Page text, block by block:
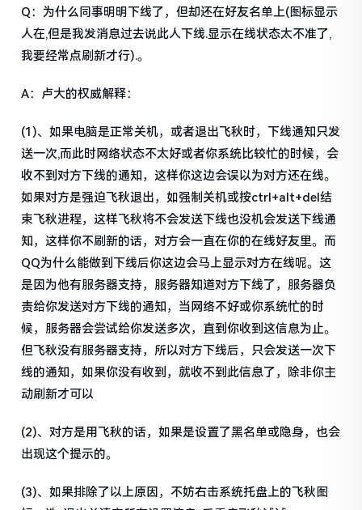
Q：为什么同事明明下线了，但却还在好友名单上(图标显示
人在,但是我发消息过去说此人下线.显示在线状态太不准了,
我要经常点刷新才行).。
A：卢大的权威解释：
(1)、如果电脑是正常关机，或者退出飞秋时，下线通知只发
送一次,而此时网络状态不太好或者你系统比较忙的时候，会
收不到对方下线的通知，这样你这边会误以为对方还在线。
如果对方是强迫飞秋退出，如强制关机或按ctrl+alt+del结
束飞秋进程，这样飞秋将不会发送下线也没机会发送下线通
知，这样你不刷新的话，对方会一直在你的在线好友里。而
QQ为什么能做到下线后你这边会马上显示对方在线呢。这
是因为他有服务器支持，服务器知道对方下线了，服务器负
责给你发送对方下线的通知，当网络不好或你系统忙的时
候，服务器会尝试给你发送多次，直到你收到这信息为止。
但飞秋没有服务器支持，所以对方下线后，只会发送一次下
线的通知，如果你没有收到，就收不到此信息了，除非你主
动刷新才可以
(2)、对方是用飞秋的话，如果是设置了黑名单或隐身，也会
出现这个提示的。
(3)、如果排除了以上原因，不妨右击系统托盘上的飞秋图